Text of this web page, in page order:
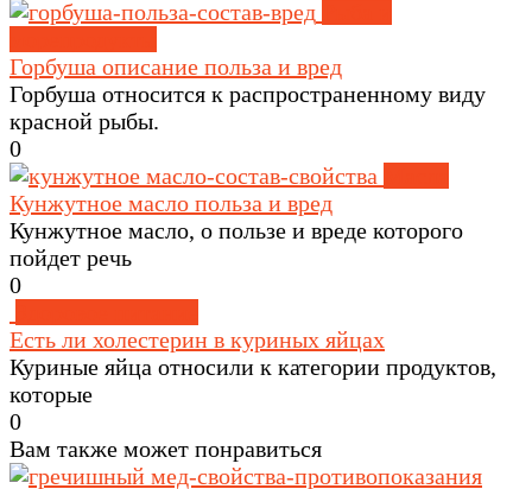
Горбуша описание польза и вред
Горбуша относится к распространенному виду
красной рыбы.
0
Кунжутное масло польза и вред
Кунжутное масло, о пользе и вреде которого
пойдет речь
0
Есть ли холестерин в куриных яйцах
Куриные яйца относили к категории продуктов,
которые
0
Вам также может понравиться